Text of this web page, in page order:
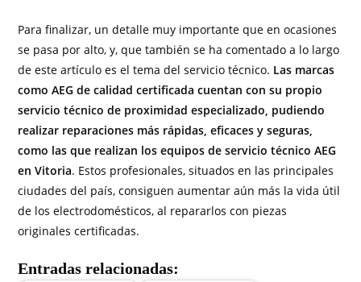
Para finalizar, un detalle muy importante que en ocasiones
se pasa por alto, y, que también se ha comentado a lo largo
de este artículo es el tema del servicio técnico. Las marcas
como AEG de calidad certificada cuentan con su propio
servicio técnico de proximidad especializado, pudiendo
realizar reparaciones más rápidas, eficaces y seguras,
como las que realizan los equipos de servicio técnico AEG
en Vitoria. Estos profesionales, situados en las principales
ciudades del país, consiguen aumentar aún más la vida útil
de los electrodomésticos, al repararlos con piezas
originales certificadas.
Entradas relacionadas: